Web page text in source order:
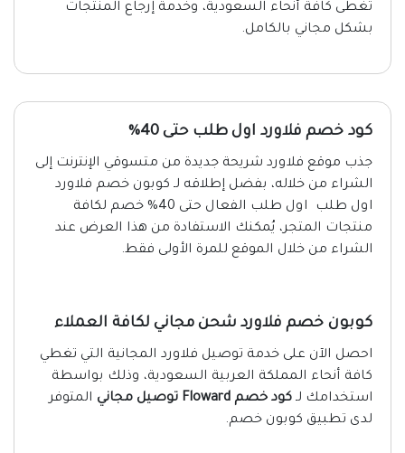
تغطى كافة أنحاء السعودية، وخدمة إرجاع المنتجات
بشكل مجاني بالكامل.
كود خصم فلاورد اول طلب حتى 40%
جذب موقع فلاورد شريحة جديدة من متسوقي الإنترنت إلى
الشراء من خلاله، بفضل إطلاقه لـ كوبون خصم فلاورد
اول طلب اول طلب الفعال حتى 40% خصم لكافة
منتجات المتجر، يُمكنك الاستفادة من هذا العرض عند
الشراء من خلال الموقع للمرة الأولى فقط.
كوبون خصم فلاورد شحن مجاني لكافة العملاء
احصل الآن على خدمة توصيل فلاورد المجانية التي تغطي
كافة أنحاء المملكة العربية السعودية، وذلك بواسطة
استخدامك لـ كود خصم Floward توصيل مجاني
المتوفر
لدى تطبيق كوبون خصم.